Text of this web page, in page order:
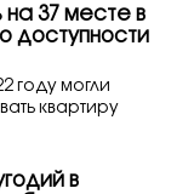
37 месте в
доступности
году могли
квартиру
в